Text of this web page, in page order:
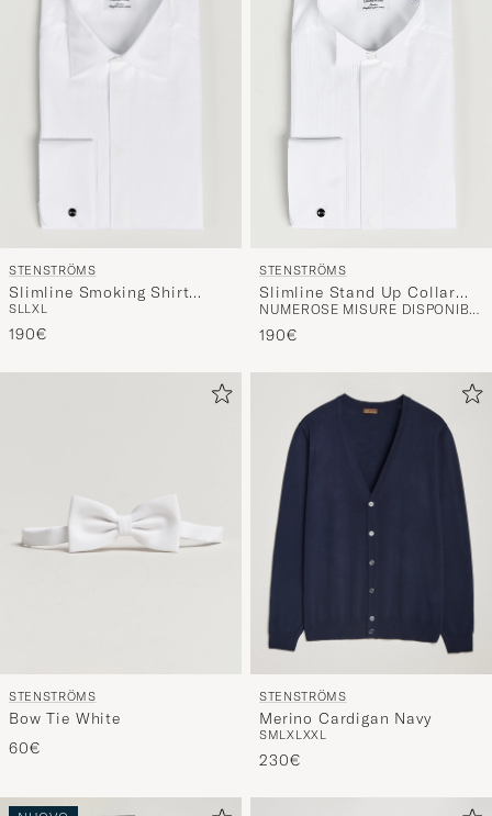
Slimline Smoking Shirt
White
SL LXL
Slimline Stand Up Collar
Plissè Shirt White
Bow Tie White
Merino Cardigan Navy
SMLXLXXL
NUOVO